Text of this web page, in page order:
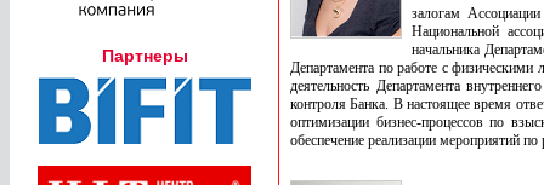
залогам
Национальной
начальника
Департамента по работе с
деятельность Департамента
контроля Банка. В настоящее время
оптимизации бизнес-процессов по
обеспечение реализации мероприятий
Партнеры